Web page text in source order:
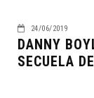
24/06/2019
DANNY
SECUELA